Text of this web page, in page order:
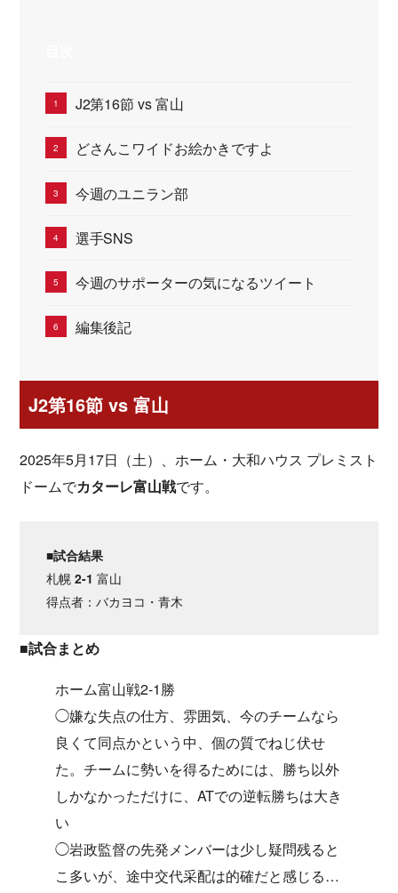
J2第16節 vs 富山
どさんこワイドお絵かきですよ
今週のユニラン部
選手SNS
今週のサポーターの気になるツイート
編集後記
J2第16節 vs 富山
2025年5月17日（土）、ホーム・大和ハウス プレミスト
ドームでカターレ富山戦です。
■試合結果
札幌2-1 富山
得点者：バカヨコ・青木
■試合まとめ
ホーム富山戦2-1勝
◯嫌な失点の仕方、雰囲気、今のチームなら
良くて同点かという中、個の質でねじ伏せ
た。チームに勢いを得るためには、勝ち以外
しかなかっただけに、ATでの逆転勝ちは大き
い
◯岩政監督の先発メンバーは少し疑問残ると
こ多いが、途中交代采配は的確だと感じる…